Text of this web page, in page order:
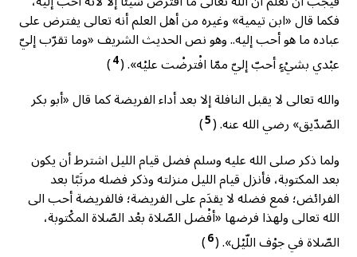
فكما قال «ابن تيمية» وغيره من أهل العلم أنه تعالى يفترض على
عباده ما هو أحب إليه.. وهو نص الحديث الشريف «وما تقرّب إليّ
عبْدي بشيْءٍ أحبّ إليّ ممّا افْترضْت عليْه». (4
)
والله تعالى لا يقبل النافلة إلا بعد أداء الفريضة كما قال «أبو بكر
الصّدّيق» رضي الله عنه. (5
)
ولما ذكر صلى الله عليه وسلم فضل قيام الليل اشترط أن يكون
بعد المكتوبة، فأنزل قيام الليل منزلته وذكر فضله مرتَبًا بعد
الفرائض؛ فمع فضله لا يقدَم على الفريضة؛ فالفريضة أحب الى
الله تعالى ولهذا فرضها «أفْضل الصّلاة بعْد الصّلاة المكْتوبة،
الصّلاة في جوْف اللّيْل». (6
)